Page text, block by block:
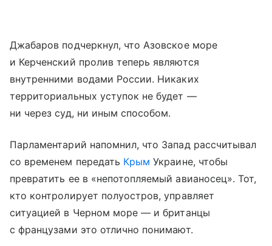
Джабаров подчеркнул, что Азовское море
и Керченский пролив теперь являются
внутренними водами России. Никаких
территориальных уступок не будет —
ни через суд, ни иным способом.
Парламентарий напомнил, что Запад рассчитывал
со временем передать Крым Украине, чтобы
превратить ее в «непотопляемый авианосец». Тот,
кто контролирует полуостров, управляет
ситуацией в Черном море — и британцы
с французами это отлично понимают.